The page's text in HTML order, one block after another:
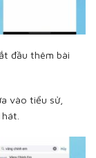
đầu thêm bài
vào tiểu sử,